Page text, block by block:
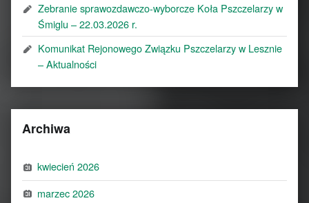
Zebranie sprawozdawczo-wyborcze Koła Pszczelarzy w
Śmiglu – 22.03.2026 r.
Komunikat Rejonowego Związku Pszczelarzy w Lesznie
– Aktualności
Archiwa
kwiecień 2026
marzec 2026